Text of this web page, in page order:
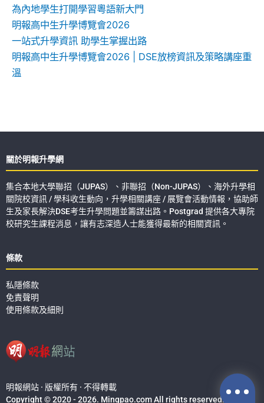
為內地學生打開學習粵語新大門
明報高中生升學博覽會2026
一站式升學資訊 助學生掌握出路
明報高中生升學博覽會2026 | DSE放榜資訊及策略講座重
溫
關於明報升學網
集合本地大學聯招（JUPAS）、非聯招（Non-JUPAS）、海外升學相
關院校資訊 / 學科收生動向，升學相關講座 / 展覽會活動情報，協助師
生及家長解決DSE考生升學問題並籌謀出路。Postgrad 提供各大專院
校研究生課程消息，讓有志深造人士能獲得最新的相關資訊。
條款
私隱條款
免責聲明
使用條款及細則
明報網站 · 版權所有 · 不得轉載
Copyright © 2020 - 2026. Mingpao.com All rights reserved.